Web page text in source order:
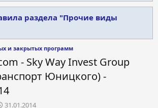
раздела "Прочие виды
и закрытых программ
- Sky Way Invest Group
Юницкого) -
Д
31.01.2014